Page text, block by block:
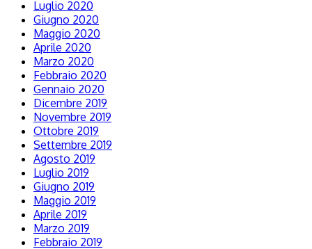
Luglio 2020
Giugno 2020
Maggio 2020
Aprile 2020
Marzo 2020
Febbraio 2020
Gennaio 2020
Dicembre 2019
Novembre 2019
Ottobre 2019
Settembre 2019
Agosto 2019
Luglio 2019
Giugno 2019
Maggio 2019
Aprile 2019
Marzo 2019
Febbraio 2019